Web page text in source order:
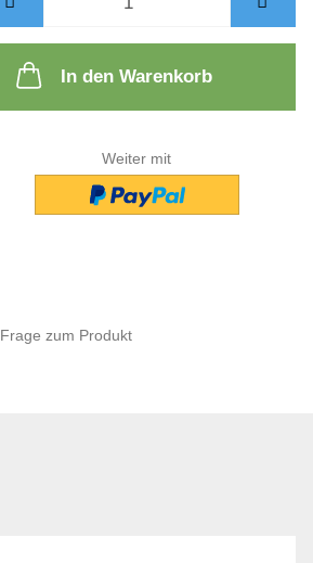
In den Warenkorb
Weiter mit
Frage zum Produkt